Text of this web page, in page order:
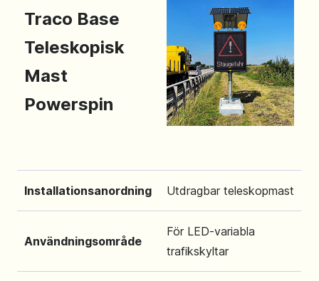
Traco Base
Teleskopisk
Mast
Powerspin
Installationsanordning Utdragbar teleskopmast
Användningsområde
För LED-variabla
trafikskyltar